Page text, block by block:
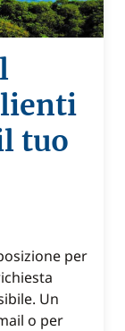
tuo
per
Un
o per